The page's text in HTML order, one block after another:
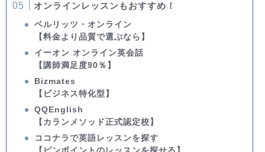
オンラインレッスンもおすすめ！
ベルリッツ・オンライン
【料金より品質で選ぶなら】
イーオン オンライン英会話
【講師満足度90％】
Bizmates
【ビジネス特化型】
QQEnglish
【カランメソッド正式認定校】
ココナラで英語レッスンを探す